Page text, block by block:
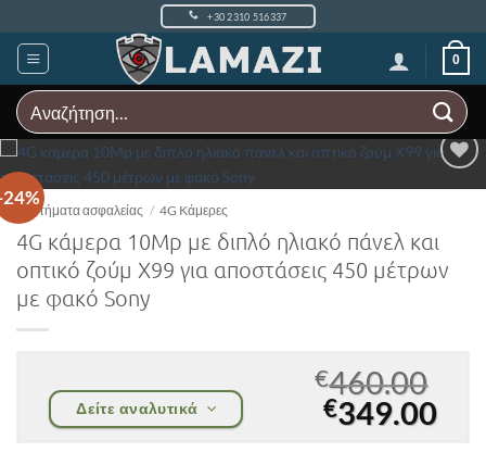
στο
περιεχόμενο
+30 2310 516337
0
Αναζήτηση
για:
Add to
Συστήματα ασφαλείας / 4G Kάμερες
4G κάμερα 10Mp με διπλό ηλιακό πάνελ και
οπτικό ζούμ Χ99 για αποστάσεις 450 μέτρων
με φακό Sony
Δείτε αναλυτικά
€460.00
Original
€349.00Η